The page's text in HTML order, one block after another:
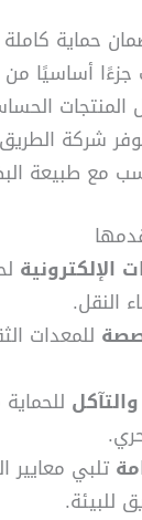
حماية
أساسيًا من
توفر شركة
مع طبيعة
الإلكترونية
النقل.
للمعدات
تلبي معايير
للبيئة.